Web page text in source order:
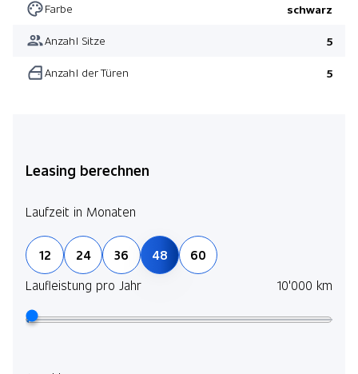
Farbe schwarz
Anzahl Sitze 5
Anzahl der Türen 5
Leasing berechnen
Laufzeit in Monaten
12 24 36 48
60
Laufleistung pro Jahr
10'000 km